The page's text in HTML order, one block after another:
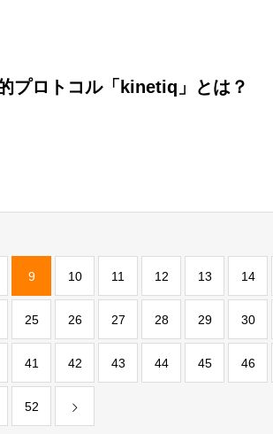
プロトコル「kinetiq」とは？
9 10 11 12 13 14
25 26 27 28 29 30
41 42 43 44 45 46
52